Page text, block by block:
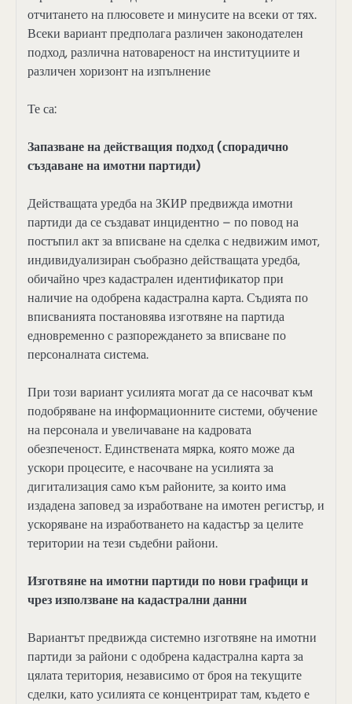
отчитането на плюсовете и минусите на всеки от тях.
Всеки вариант предполага различен законодателен
подход, различна натовареност на институциите и
различен хоризонт на изпълнение
Те са:
Запазване на действащия подход (спорадично
създаване на имотни партиди)
Действащата уредба на ЗКИР предвижда имотни
партиди да се създават инцидентно – по повод на
постъпил акт за вписване на сделка с недвижим имот,
индивидуализиран съобразно действащата уредба,
обичайно чрез кадастрален идентификатор при
наличие на одобрена кадастрална карта. Съдията по
вписванията постановява изготвяне на партида
едновременно с разпореждането за вписване по
персоналната система.
При този вариант усилията могат да се насочват към
подобряване на информационните системи, обучение
на персонала и увеличаване на кадровата
обезпеченост. Единствената мярка, която може да
ускори процесите, е насочване на усилията за
дигитализация само към районите, за които има
издадена заповед за изработване на имотен регистър, и
ускоряване на изработването на кадастър за целите
територии на тези съдебни райони.
Изготвяне на имотни партиди по нови графици и
чрез използване на кадастрални данни
Вариантът предвижда системно изготвяне на имотни
партиди за райони с одобрена кадастрална карта за
цялата територия, независимо от броя на текущите
сделки, като усилията се концентрират там, където е